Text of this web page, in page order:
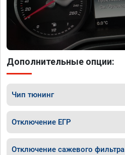
Дополнительные опции:
Чип тюнинг
Отключение ЕГР
Отключение сажевого фильтра